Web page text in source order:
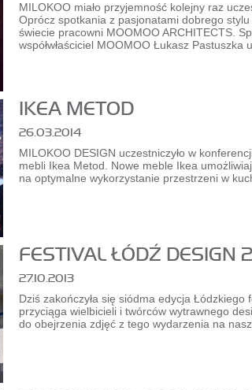
MILOKOO miało przyjemność kolejny raz
Oprócz spotkania z pasjonatami dobrego
świecie pracowni MOOMOO ARCHITECTS.
współwłaściciel MOOMOO Łukasz Pastuszka
IKEA METOD
26.03.2014
MILOKOO DESIGN uczestniczyło w
mebli Ikea Metod. Nowe meble Ikea
na optymalne wykorzystanie przestrzeni w
FESTIVAL ŁÓDŹ DESIGN
27.10.2013
Dziś zakończyła się siódma edycja
przyciąga wielbicieli i twórców wytrawnego
do obejrzenia zdjęć z tego wydarzenia na